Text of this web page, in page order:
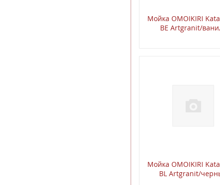
Мойкa OMOIKIRI
BE Artgranit/
Мойкa OMOIKIRI
BL Artgranit/